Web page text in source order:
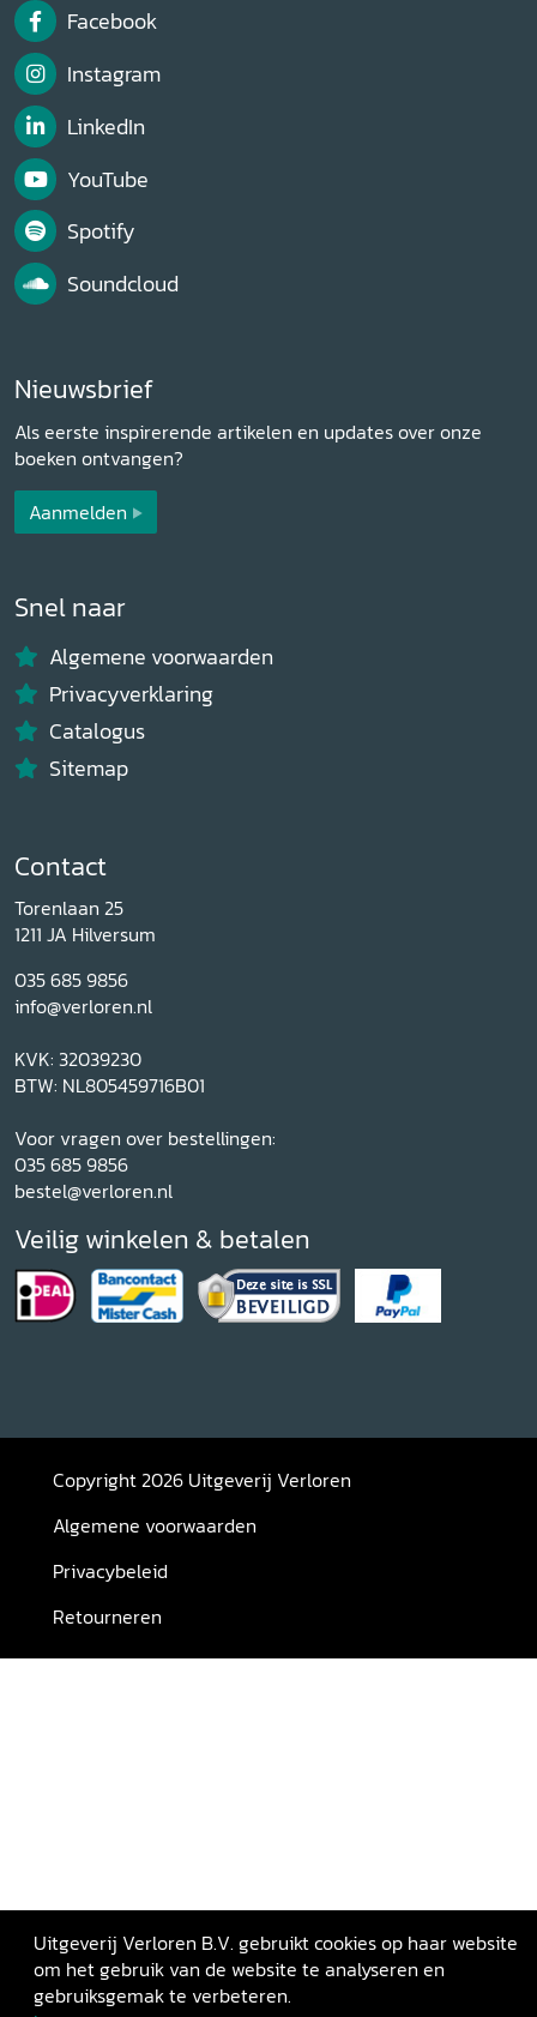
Facebook
Instagram
LinkedIn
YouTube
Spotify
Soundcloud
Nieuwsbrief
Als eerste inspirerende artikelen en updates over onze
boeken ontvangen?
Aanmelden
Snel naar
Algemene voorwaarden
Privacyverklaring
Catalogus
Sitemap
Contact
Torenlaan 25
1211 JA Hilversum
035 685 9856
info@verloren.nl
KVK: 32039230
BTW: NL805459716B01
Voor vragen over bestellingen:
035 685 9856
bestel@verloren.nl
Veilig winkelen & betalen
Copyright 2026 Uitgeverij Verloren
Algemene voorwaarden
Privacybeleid
Retourneren
Uitgeverij Verloren B.V. gebruikt cookies op haar website
om het gebruik van de website te analyseren en
gebruiksgemak te verbeteren.